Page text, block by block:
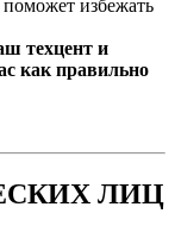
избежать
техцент и
как правильно
ЛИЦ